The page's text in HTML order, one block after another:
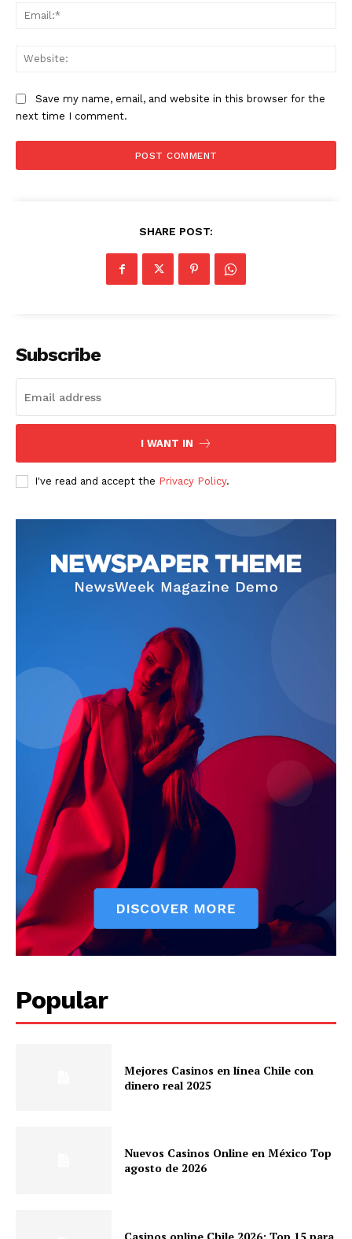
Save my name, email, and website in this browser for the
next time I comment.
SHARE POST:
Subscribe
I WANT IN
I've read and accept the Privacy Policy.
Popular
Mejores Casinos en línea Chile con
dinero real 2025
Nuevos Casinos Online en México Top
agosto de 2026